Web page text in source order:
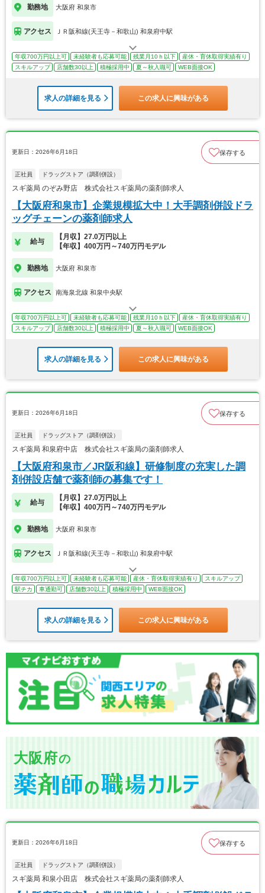
勤務地 大阪府 和泉市
アクセス ＪＲ阪和線(天王寺－和歌山) 和泉府中駅
年収700万円以上可 未経験者も応募可能 残業月10ｈ以下
産休・育休取得実績有り
スキルアップ
店舗数30以上 積極採用中 夏～秋入職可 WEB面接OK
求人の詳細を見る この求人に興味がある
更新日：2026年6月18日 保存する
正社員 ドラッグストア（調剤併設）
スギ薬局 のぞみ野店 株式会社スギ薬局の薬剤師求人
【大阪府和泉市】企業規模拡大中！大手調剤併設ドラ
ッグチェーンの薬剤師求人
給与
【月収】27.0万円以上
【年収】400万円～740万円モデル
勤務地 大阪府 和泉市
アクセス 南海泉北線 和泉中央駅
年収700万円以上可 未経験者も応募可能 残業月10ｈ以下
産休・育休取得実績有り
スキルアップ
店舗数30以上 積極採用中 夏～秋入職可 WEB面接OK
求人の詳細を見る この求人に興味がある
更新日：2026年6月18日 保存する
正社員 ドラッグストア（調剤併設）
スギ薬局 和泉府中店 株式会社スギ薬局の薬剤師求人
【大阪府和泉市／JR阪和線】研修制度の充実した調
剤併設店舗で薬剤師の募集です！
給与
【月収】27.0万円以上
【年収】400万円～740万円モデル
勤務地 大阪府 和泉市
アクセス ＪＲ阪和線(天王寺－和歌山) 和泉府中駅
年収700万円以上可 未経験者も応募可能 産休・育休取得実績有り
スキルアップ
駅チカ
車通勤可 店舗数30以上 積極採用中 WEB面接OK
求人の詳細を見る この求人に興味がある
大阪府の
更新日：2026年6月18日 保存する
正社員 ドラッグストア（調剤併設）
スギ薬局 和泉小田店 株式会社スギ薬局の薬剤師求人